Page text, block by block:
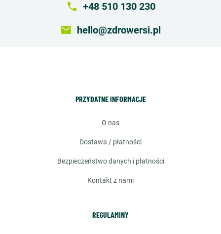
local_phone +48 510 130 230
email hello@zdrowersi.pl
PRZYDATNE INFORMACJE
o nas
dostawa / płatności
bezpieczeństwo danych i płatności
kontakt z nami
REGULAMINY